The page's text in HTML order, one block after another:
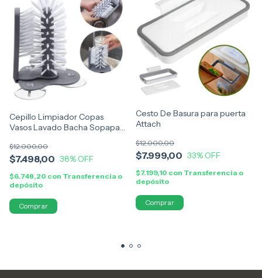
Cepillo Limpiador Copas
Vasos Lavado Bacha Sopapa
$7.498,00
$12.000,00
38% OFF
$6.748,20 con Transferencia o
depósito
Cesto De Basura para puerta
Attach
$7.999,00
$12.000,00
33% OFF
$7.199,10 con Transferencia o
depósito
Comprar